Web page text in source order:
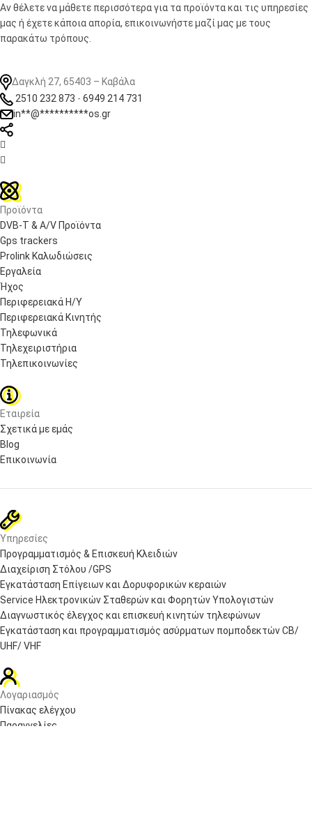
Αν θέλετε να μάθετε περισσότερα για τα προϊόντα και τις υπηρεσίες
μας ή έχετε κάποια απορία, επικοινωνήστε μαζί μας με τους
παρακάτω τρόπους.
Δαγκλή 27, 65403 – Καβάλα
2510 232 873 - 6949 214 731
in**@**********os.gr


Προϊόντα
DVB-T & A/V Προϊόντα
Gps trackers
Prolink Καλωδιώσεις
Εργαλεία
Ήχος
Περιφερειακά Η/Υ
Περιφερειακά Κινητής
Τηλεφωνικά
Τηλεχειριστήρια
Τηλεπικοινωνίες
Εταιρεία
Σχετικά με εμάς
Blog
Επικοινωνία
Υπηρεσίες
Προγραμματισμός & Επισκευή Κλειδιών
Διαχείριση Στόλου /GPS
Εγκατάσταση Επίγειων και Δορυφορικών κεραιών
Service Ηλεκτρονικών Σταθερών και Φορητών Υπολογιστών
Διαγνωστικός έλεγχος και επισκευή κινητών τηλεφώνων
Εγκατάσταση και προγραμματισμός ασύρματων πομποδεκτών CB/
UHF/ VHF
Λογαριασμός
Πίνακας ελέγχου
Παραγγελίες